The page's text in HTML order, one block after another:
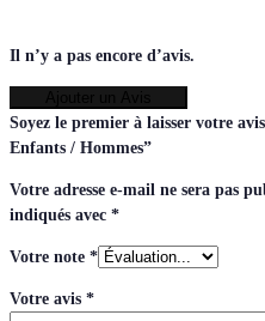
Il n’y a pas encore d’avis.
Soyez le premier à laisser votre
Enfants / Hommes”
Votre adresse e-mail ne sera pas
indiqués avec *
Votre note *
Votre avis *